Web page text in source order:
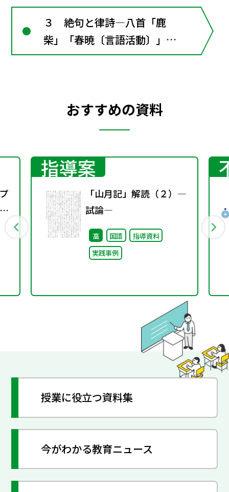
の窓4･･･漢詩の形式ときま
り"
３ 絶句と律詩―八首「鹿
柴」「春暁〔言語活動〕」
「送元二使安西」「黄鶴楼送
居･･･」漢文の窓4･･･漢詩の
形式ときまり
おすすめの資料
指導案
「山月記」解読（２）―
試論―
高 国語
指導資料
実践事例
授業に役立つ資料集
今がわかる教育ニュース